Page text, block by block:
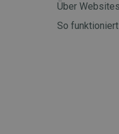
Über
So